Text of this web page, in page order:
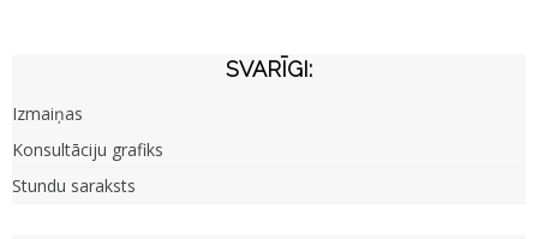
SVARĪGI:
Izmaiņas
Konsultāciju grafiks
Stundu saraksts